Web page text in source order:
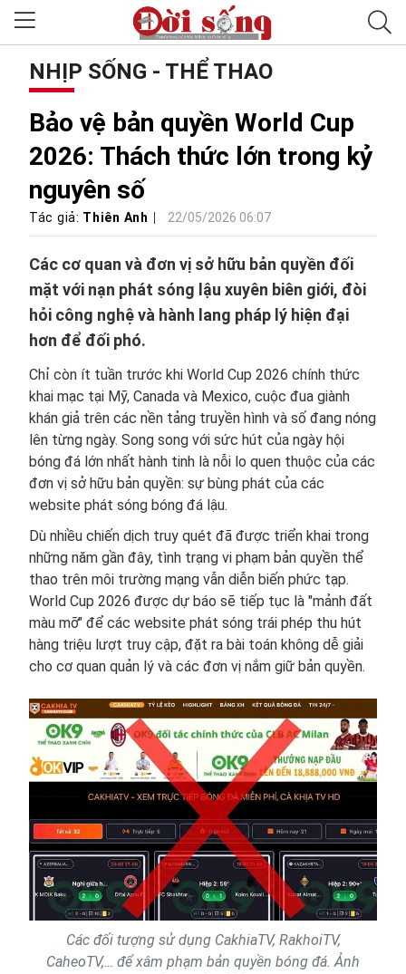
NHỊP SỐNG - THỂ THAO
Bảo vệ bản quyền World Cup
2026: Thách thức lớn trong kỷ
nguyên số
Tác giả: Thiên Anh 22/05/2026 06:07
Các cơ quan và đơn vị sở hữu bản quyền đối
mặt với nạn phát sóng lậu xuyên biên giới, đòi
hỏi công nghệ và hành lang pháp lý hiện đại
hơn để đối phó.
Chỉ còn ít tuần trước khi World Cup 2026 chính thức
khai mạc tại Mỹ, Canada và Mexico, cuộc đua giành
khán giả trên các nền tảng truyền hình và số đang nóng
lên từng ngày. Song song với sức hút của ngày hội
bóng đá lớn nhất hành tinh là nỗi lo quen thuộc của các
đơn vị sở hữu bản quyền: sự bùng phát của các
website phát sóng bóng đá lậu.
Dù nhiều chiến dịch truy quét đã được triển khai trong
những năm gần đây, tình trạng vi phạm bản quyền thể
thao trên môi trường mạng vẫn diễn biến phức tạp.
World Cup 2026 được dự báo sẽ tiếp tục là "mảnh đất
màu mỡ" để các website phát sóng trái phép thu hút
hàng triệu lượt truy cập, đặt ra bài toán không dễ giải
cho cơ quan quản lý và các đơn vị nắm giữ bản quyền.
Các đối tượng sử dụng CakhiaTV, RakhoiTV,
CaheoTV,… để xâm phạm bản quyền bóng đá. Ảnh